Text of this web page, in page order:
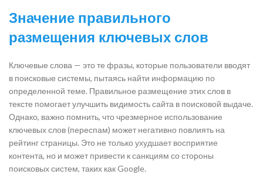
Значение правильного
размещения ключевых слов
Ключевые слова — это те фразы, которые пользователи вводят
в поисковые системы, пытаясь найти информацию по
определенной теме. Правильное размещение этих слов в
тексте помогает улучшить видимость сайта в поисковой выдаче.
Однако, важно помнить, что чрезмерное использование
ключевых слов (переспам) может негативно повлиять на
рейтинг страницы. Это не только ухудшает восприятие
контента, но и может привести к санкциям со стороны
поисковых систем, таких как Google.